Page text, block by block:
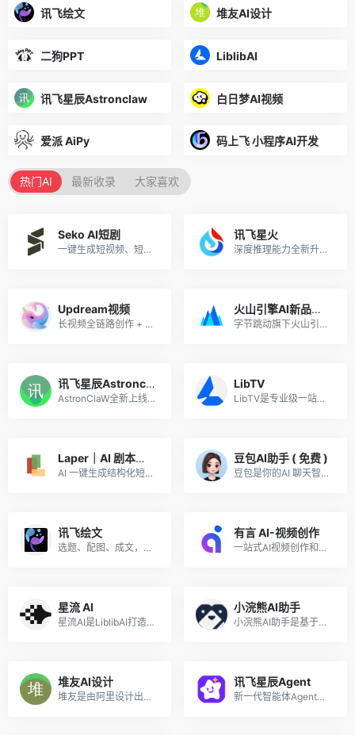
讯飞绘文 堆友AI设计
二狗PPT LiblibAI
讯飞星辰Astronclaw 白日梦AI视频
爱派 AiPy 码上飞 小程序AI开发
热门AI 最新收录 大家喜欢
Seko AI短剧
一键生成短视频、短剧，零基础批量出片，用户注册意愿高，转化稳定！
讯飞星火
深度推理能力全新升级，全面对标OpenAI o1
Updream视频
长视频全链路创作 + 节点式无限画布 + AI 智能助手 Agent，一站式整合图文视频大模型，覆盖剧本、分镜、成片全流程，主打中长视频批量自动化创作
火山引擎AI新品推广
字节跳动旗下火山引擎重磅 AI 产品矩阵来袭！火山引擎 ArkClaw智能体、火山方舟Agent Plan、Seedance 2.0 ——三大王牌覆盖开发者、创作者、企业用户。AI 风口正盛，好产品自带流量。
讯飞星辰Astronclaw
AstronClaW全新上线，基于OpenClaw核心能力，内置多场景模版开箱即用，安全养虾，就来讯飞星辰
LibTV
LibTV是专业级一站式 AI 视频创作平台, “无限画布 + 节点工作流”，支持人机协同与 AI Agent 全自动生成，主打高可控、全链路、工业化视频生产。
Laper｜AI 剧本多人协作平台
AI 一键生成结构化短剧剧本，支持多人协同编辑，创作效率提升 80%，过稿率高适合长期变现
豆包AI助手 ( 免费 )
豆包是你的AI 聊天智能对话问答助手
讯飞绘文
选题、配图、成文，一站式创作，让内容运营更高效
有言 AI-视频创作
一站式AI视频创作和3D数字人生成平台
星流 AI
星流AI是LiblibAI打造的一站式多模态AI设计Agent，深度优化中文语境，支持图/视频/3D/音频全链路创作与精细化编辑，低门槛实现专业级创意产出。
小浣熊AI助手
小浣熊AI助手是基于商汤自研大语言模型的智能助手，包含代码助手、办公助手，满足用户代码编写、数据分析、编程学习等各类需求。
堆友AI设计
堆友是由阿里设计出品的AI绘画+电商神器，堪称零门槛上手的Midjourney国产平替，在线可体验专业AI绘画工具及上千款AI风格模型和近万个免费可商用的3D素材，是“适合中国宝宝体质”的AI神器。堆友已汇聚超50万AI创作者、设计师，平台日均生成10万张AI作品，并承办多类专业设计赛事活动，成为国内领先的AI设计平台。
讯飞星辰Agent
新一代智能体Agent开发平台，助力开发者快速搭建生产级智能体